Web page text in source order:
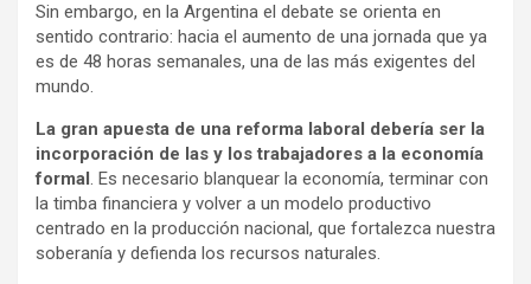
Sin embargo, en la Argentina el debate se orienta en
sentido contrario: hacia el aumento de una jornada que ya
es de 48 horas semanales, una de las más exigentes del
mundo.
La gran apuesta de una reforma laboral debería ser la
incorporación de las y los trabajadores a la economía
formal . Es necesario blanquear la economía, terminar con
la timba financiera y volver a un modelo productivo
centrado en la producción nacional, que fortalezca nuestra
soberanía y defienda los recursos naturales.